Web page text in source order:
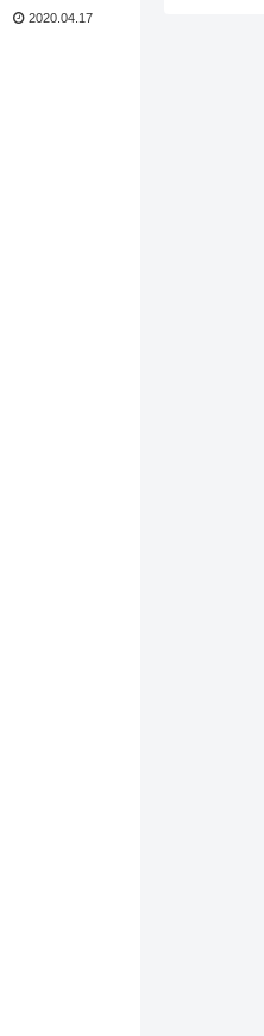
2020.04.17